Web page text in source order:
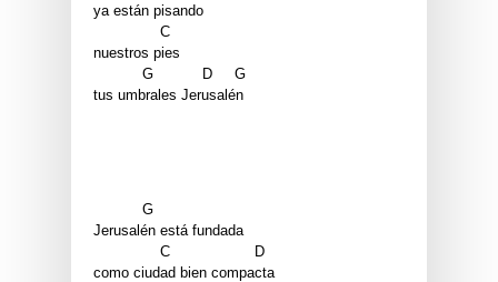
ya están pisando
C
nuestros pies
G           D     G
tus umbrales Jerusalén
G
Jerusalén está fundada
C                   D
como ciudad bien compacta